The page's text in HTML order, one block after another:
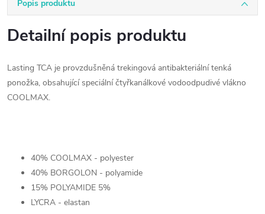
Popis produktu
Detailní popis produktu
Lasting TCA je provzdušněná trekingová antibakteriální tenká
ponožka, obsahující speciální čtyřkanálkové vodoodpudivé vlákno
COOLMAX.
40% COOLMAX - polyester
40% BORGOLON - polyamide
15% POLYAMIDE 5%
LYCRA - elastan